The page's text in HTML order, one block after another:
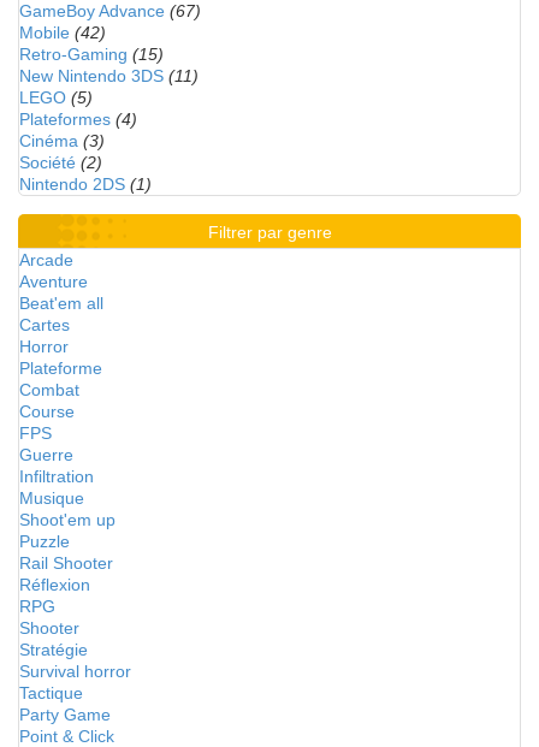
GameBoy Advance (67)
Mobile (42)
Retro-Gaming (15)
New Nintendo 3DS (11)
LEGO (5)
Plateformes (4)
Cinéma (3)
Société (2)
Nintendo 2DS (1)
Filtrer par genre
Arcade
Aventure
Beat'em all
Cartes
Horror
Plateforme
Combat
Course
FPS
Guerre
Infiltration
Musique
Shoot'em up
Puzzle
Rail Shooter
Réflexion
RPG
Shooter
Stratégie
Survival horror
Tactique
Party Game
Point & Click